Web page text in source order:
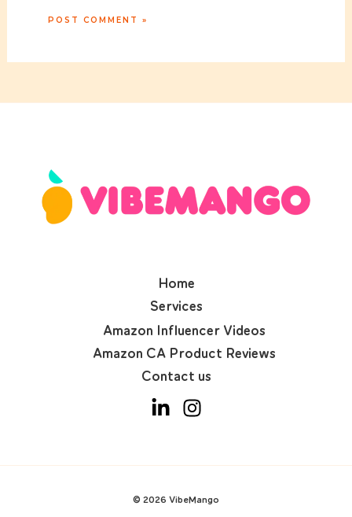
Home
Services
Amazon Influencer Videos
Amazon CA Product Reviews
Contact us
© 2026 VibeMango